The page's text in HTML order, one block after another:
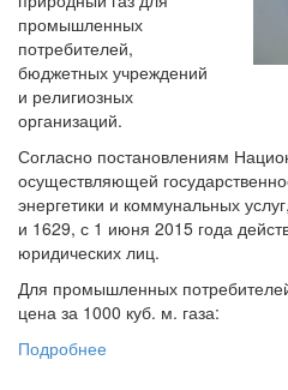
промышленных
потребителей,
бюджетных учреждений
и религиозных
организаций.
Согласно постановлениям
осуществляющей
энергетики и коммунальных
и 1629, с 1 июня 2015 года
юридических лиц.
Для промышленных
цена за 1000 куб. м. газа:
Подробнее